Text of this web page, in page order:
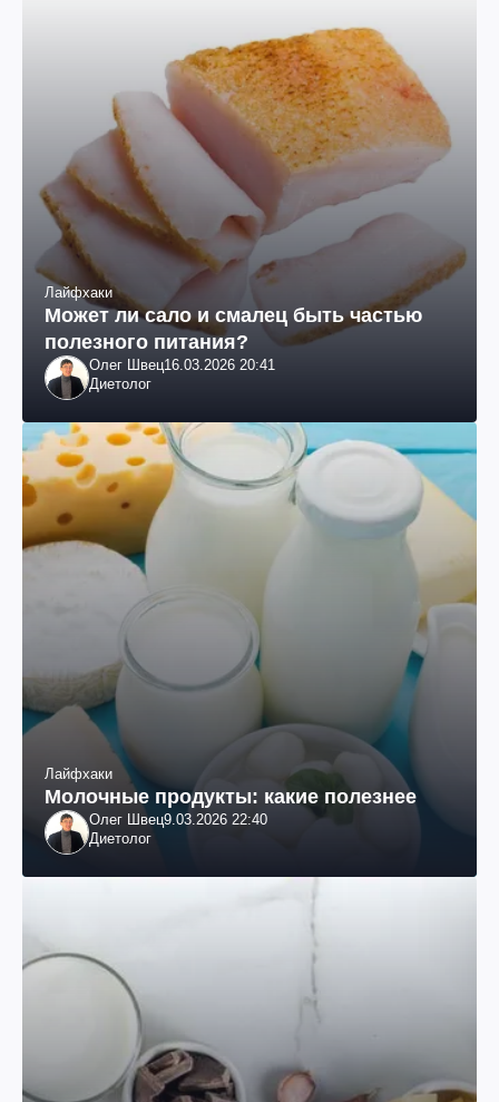
Лайфхаки
Может ли сало и смалец быть частью
полезного питания?
Олег Швец16.03.2026 20:41
Диетолог
Лайфхаки
Молочные продукты: какие полезнее
Олег Швец9.03.2026 22:40
Диетолог